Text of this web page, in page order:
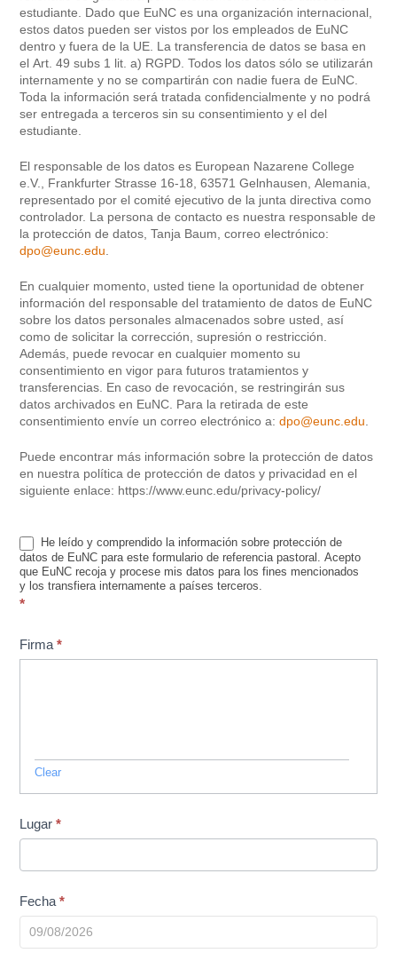
estudiante. Dado que EuNC es una organización internacional,
estos datos pueden ser vistos por los empleados de EuNC
dentro y fuera de la UE. La transferencia de datos se basa en
el Art. 49 subs 1 lit. a) RGPD. Todos los datos sólo se utilizarán
internamente y no se compartirán con nadie fuera de EuNC.
Toda la información será tratada confidencialmente y no podrá
ser entregada a terceros sin su consentimiento y el del
estudiante.
El responsable de los datos es European Nazarene College
e.V., Frankfurter Strasse 16-18, 63571 Gelnhausen, Alemania,
representado por el comité ejecutivo de la junta directiva como
controlador. La persona de contacto es nuestra responsable de
la protección de datos, Tanja Baum, correo electrónico:
dpo@eunc.edu.
En cualquier momento, usted tiene la oportunidad de obtener
información del responsable del tratamiento de datos de EuNC
sobre los datos personales almacenados sobre usted, así
como de solicitar la corrección, supresión o restricción.
Además, puede revocar en cualquier momento su
consentimiento en vigor para futuros tratamientos y
transferencias. En caso de revocación, se restringirán sus
datos archivados en EuNC. Para la retirada de este
consentimiento envíe un correo electrónico a:dpo@eunc.edu.
Puede encontrar más información sobre la protección de datos
en nuestra política de protección de datos y privacidad en el
siguiente enlace: https://www.eunc.edu/privacy-policy/
He leído y comprendido la información sobre protección de
datos de EuNC para este formulario de referencia pastoral. Acepto
que EuNC recoja y procese mis datos para los fines mencionados
y los transfiera internamente a países terceros.
*
Firma*
Clear
Lugar*
Fecha*